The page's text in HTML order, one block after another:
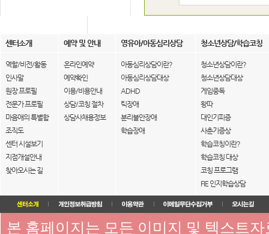
센터소개 예약 및 안내 영유아/아동심리상담 청소년상담/학습코칭
역할/비전/활동
인사말
원장 프로필
전문가 프로필
마음애의 특별함
조직도
센터 시설보기
지점개설안내
찾아오시는 길
온라인예약
예약확인
이용/비용안내
상담/코칭 절차
상담사채용정보
아동심리상담이란?
아동심리상담대상
ADHD
틱장애
분리불안장애
학습장애
청소년상담이란?
청소년상담대상
게임중독
왕따
대인기피증
사춘기증상
학습코칭이란?
학습코칭 대상
코칭 프로그램
FIE 인지학습상담
본 홈페이지는 모든 이미지 및 텍스트